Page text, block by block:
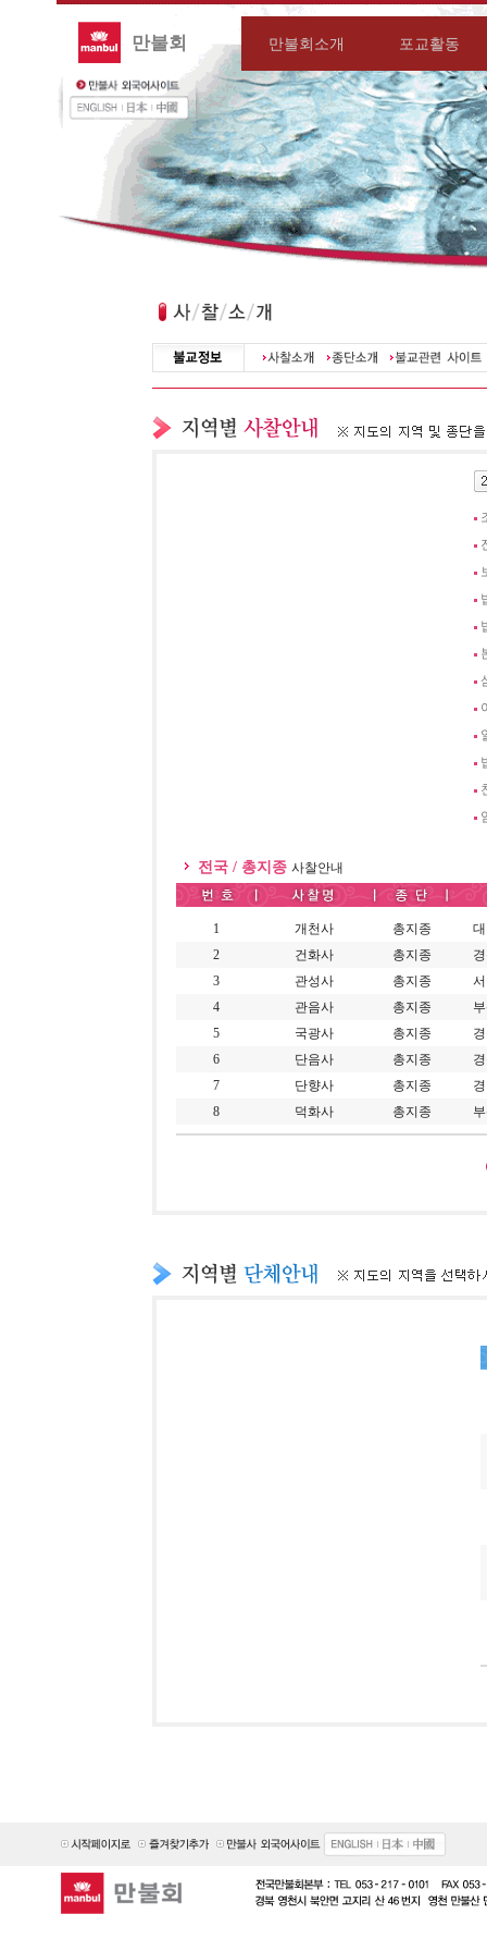
만불회 만불회소개 포교활동
전국 / 총지종 사찰안내
1 개천사 총지종
2
건화사 총지종
3
관성사 총지종
4
관음사 총지종
5
국광사 총지종
6
단음사 총지종
7
단향사 총지종
8
덕화사 총지종